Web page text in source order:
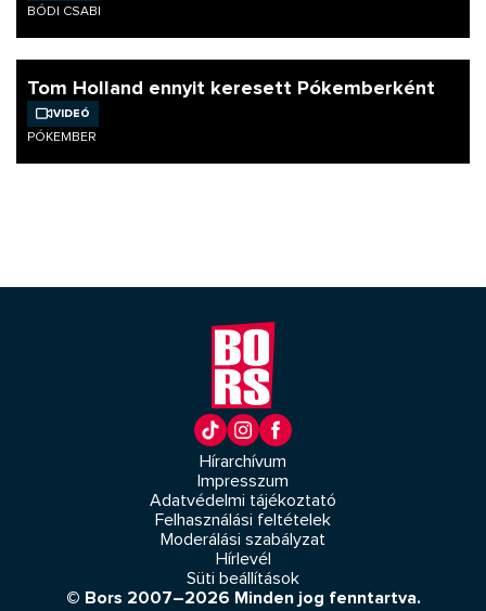
BÓDI CSABI
Tom Holland ennyit keresett Pókemberként
Videó
PÓKEMBER
Hírarchívum
Impresszum
Adatvédelmi tájékoztató
Felhasználási feltételek
Moderálási szabályzat
Hírlevél
Süti beállítások
© Bors 2007–2026 Minden jog fenntartva.